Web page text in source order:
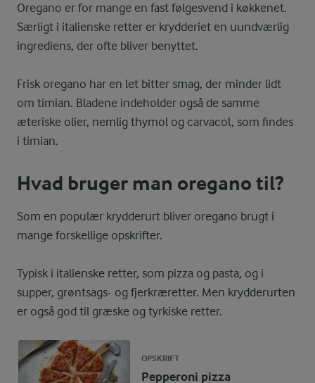
Oregano er for mange en fast følgesvend i køkkenet.
Særligt i italienske retter er krydderiet en uundværlig
ingrediens, der ofte bliver benyttet.
Frisk oregano har en let bitter smag, der minder lidt
om timian. Bladene indeholder også de samme
æteriske olier, nemlig thymol og carvacol, som findes
i timian.
Hvad bruger man oregano til?
Som en populær krydderurt bliver oregano brugt i
mange forskellige opskrifter.
Typisk i italienske retter, som pizza og pasta, og i
supper, grøntsags- og fjerkræretter. Men krydderurten
er også god til græske og tyrkiske retter.
OPSKRIFT
Pepperoni pizza